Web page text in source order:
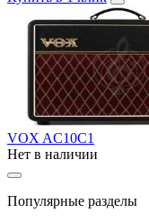
VOX AC10C1
Нет в наличии
Популярные разделы